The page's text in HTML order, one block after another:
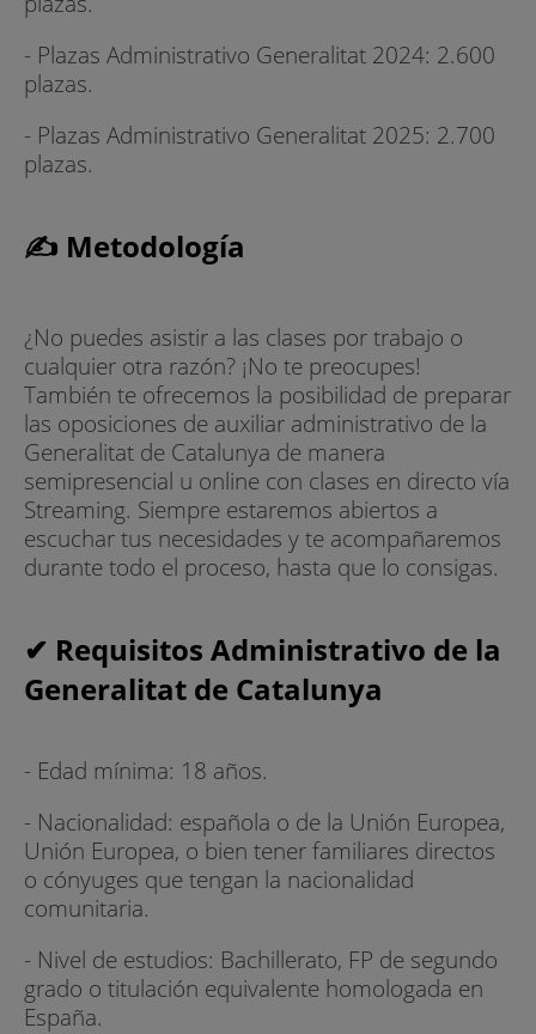
- Plazas Administrativo Generalitat 2024: 2.600
plazas.
- Plazas Administrativo Generalitat 2025: 2.700
plazas.
✍ Metodología
¿No puedes asistir a las clases por trabajo o
cualquier otra razón? ¡No te preocupes!
También te ofrecemos la posibilidad de preparar
las oposiciones de auxiliar administrativo de la
Generalitat de Catalunya de manera
semipresencial u online con clases en directo vía
Streaming. Siempre estaremos abiertos a
escuchar tus necesidades y te acompañaremos
durante todo el proceso, hasta que lo consigas.
✔ Requisitos Administrativo de la
Generalitat de Catalunya
- Edad mínima: 18 años.
- Nacionalidad: española o de la Unión Europea,
Unión Europea, o bien tener familiares directos
o cónyuges que tengan la nacionalidad
comunitaria.
- Nivel de estudios: Bachillerato, FP de segundo
grado o titulación equivalente homologada en
España.